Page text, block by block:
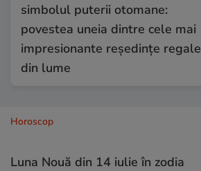
simbolul puterii otomane:
povestea uneia dintre cele mai
impresionante reședințe regale
din lume
Horoscop
Luna Nouă din 14 iulie în zodia